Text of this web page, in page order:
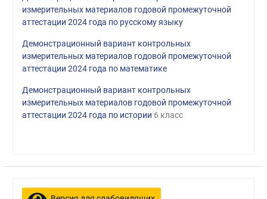
измерительных материалов годовой промежуточной
аттестации 2024 года по русскому языку
Демонстрационный вариант контрольных
измерительных материалов годовой промежуточной
аттестации 2024 года по математике
Демонстрационный вариант контрольных
измерительных материалов годовой промежуточной
аттестации 2024 года по истории 6 класс